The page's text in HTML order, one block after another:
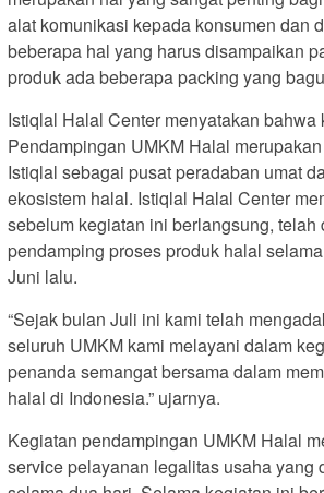
alat komunikasi kepada konsumen dan
beberapa hal yang harus disampaikan
produk ada beberapa packing yang
Istiqlal Halal Center menyatakan bahwa
Pendampingan UMKM Halal
Istiqlal sebagai pusat peradaban umat
ekosistem halal. Istiqlal Halal Center
sebelum kegiatan ini berlangsung,
pendamping proses produk halal
Juni lalu.
“Sejak bulan Juli ini kami telah
seluruh UMKM kami melayani dalam
penanda semangat bersama dalam
halal di Indonesia.” ujarnya.
Kegiatan pendampingan UMKM Halal
service pelayanan legalitas usaha yang